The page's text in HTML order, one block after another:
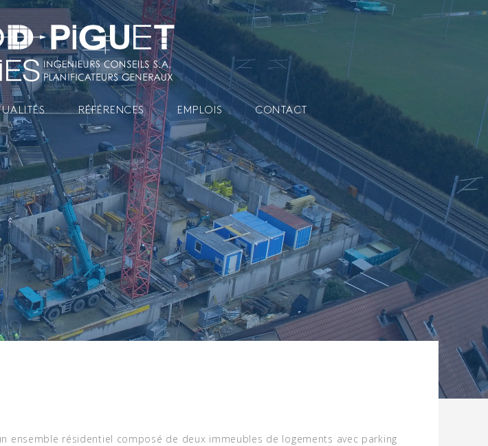
RÉFÉRENCES EMPLOIS CONTACT
ensemble résidentiel composé de deux immeubles de logements avec parking